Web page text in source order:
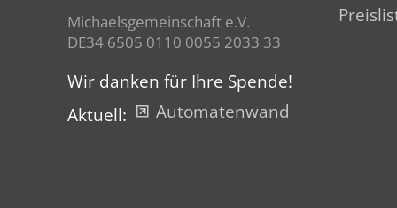
Michaelsgemeinschaft e.V.
DE34 6505 0110 0055 2033 33
Wir danken für Ihre Spende!
Aktuell:
Automatenwand